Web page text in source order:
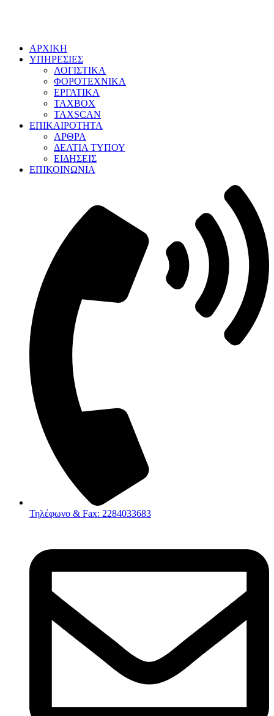
ΑΡΧΙΚΗ
ΥΠΗΡΕΣΙΕΣ
ΛΟΓΙΣΤΙΚΑ
ΦΟΡΟΤΕΧΝΙΚΑ
ΕΡΓΑΤΙΚΑ
TAXBOX
TAXSCAN
ΕΠΙΚΑΙΡΟΤΗΤΑ
ΑΡΘΡΑ
ΔΕΛΤΙΑ ΤΥΠΟΥ
ΕΙΔΗΣΕΙΣ
ΕΠΙΚΟΙΝΩΝΙΑ
Τηλέφωνο & Fax: 2284033683